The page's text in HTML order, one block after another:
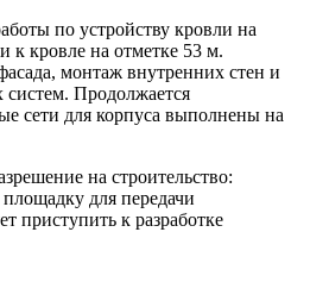
по устройству кровли на
к кровле на отметке 53 м.
монтаж внутренних стен и
Продолжается
сети для корпуса выполнены на
на строительство:
для передачи
приступить к разработке